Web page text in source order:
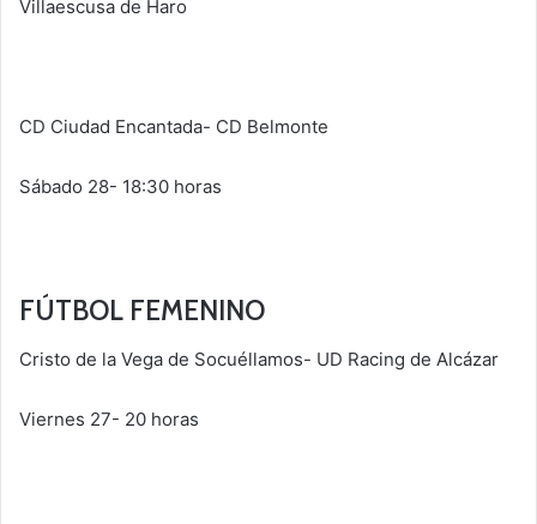
Villaescusa de Haro
CD Ciudad Encantada- CD Belmonte
Sábado 28- 18:30 horas
FÚTBOL FEMENINO
Cristo de la Vega de Socuéllamos- UD Racing de Alcázar
Viernes 27- 20 horas